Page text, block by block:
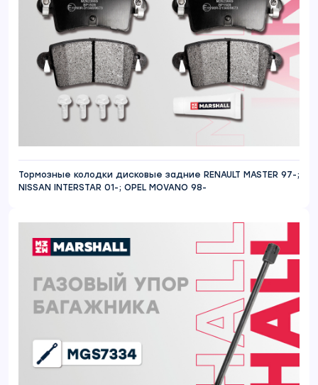
Тормозные колодки дисковые задние RENAULT MASTER 97-;
NISSAN INTERSTAR 01-; OPEL MOVANO 98-